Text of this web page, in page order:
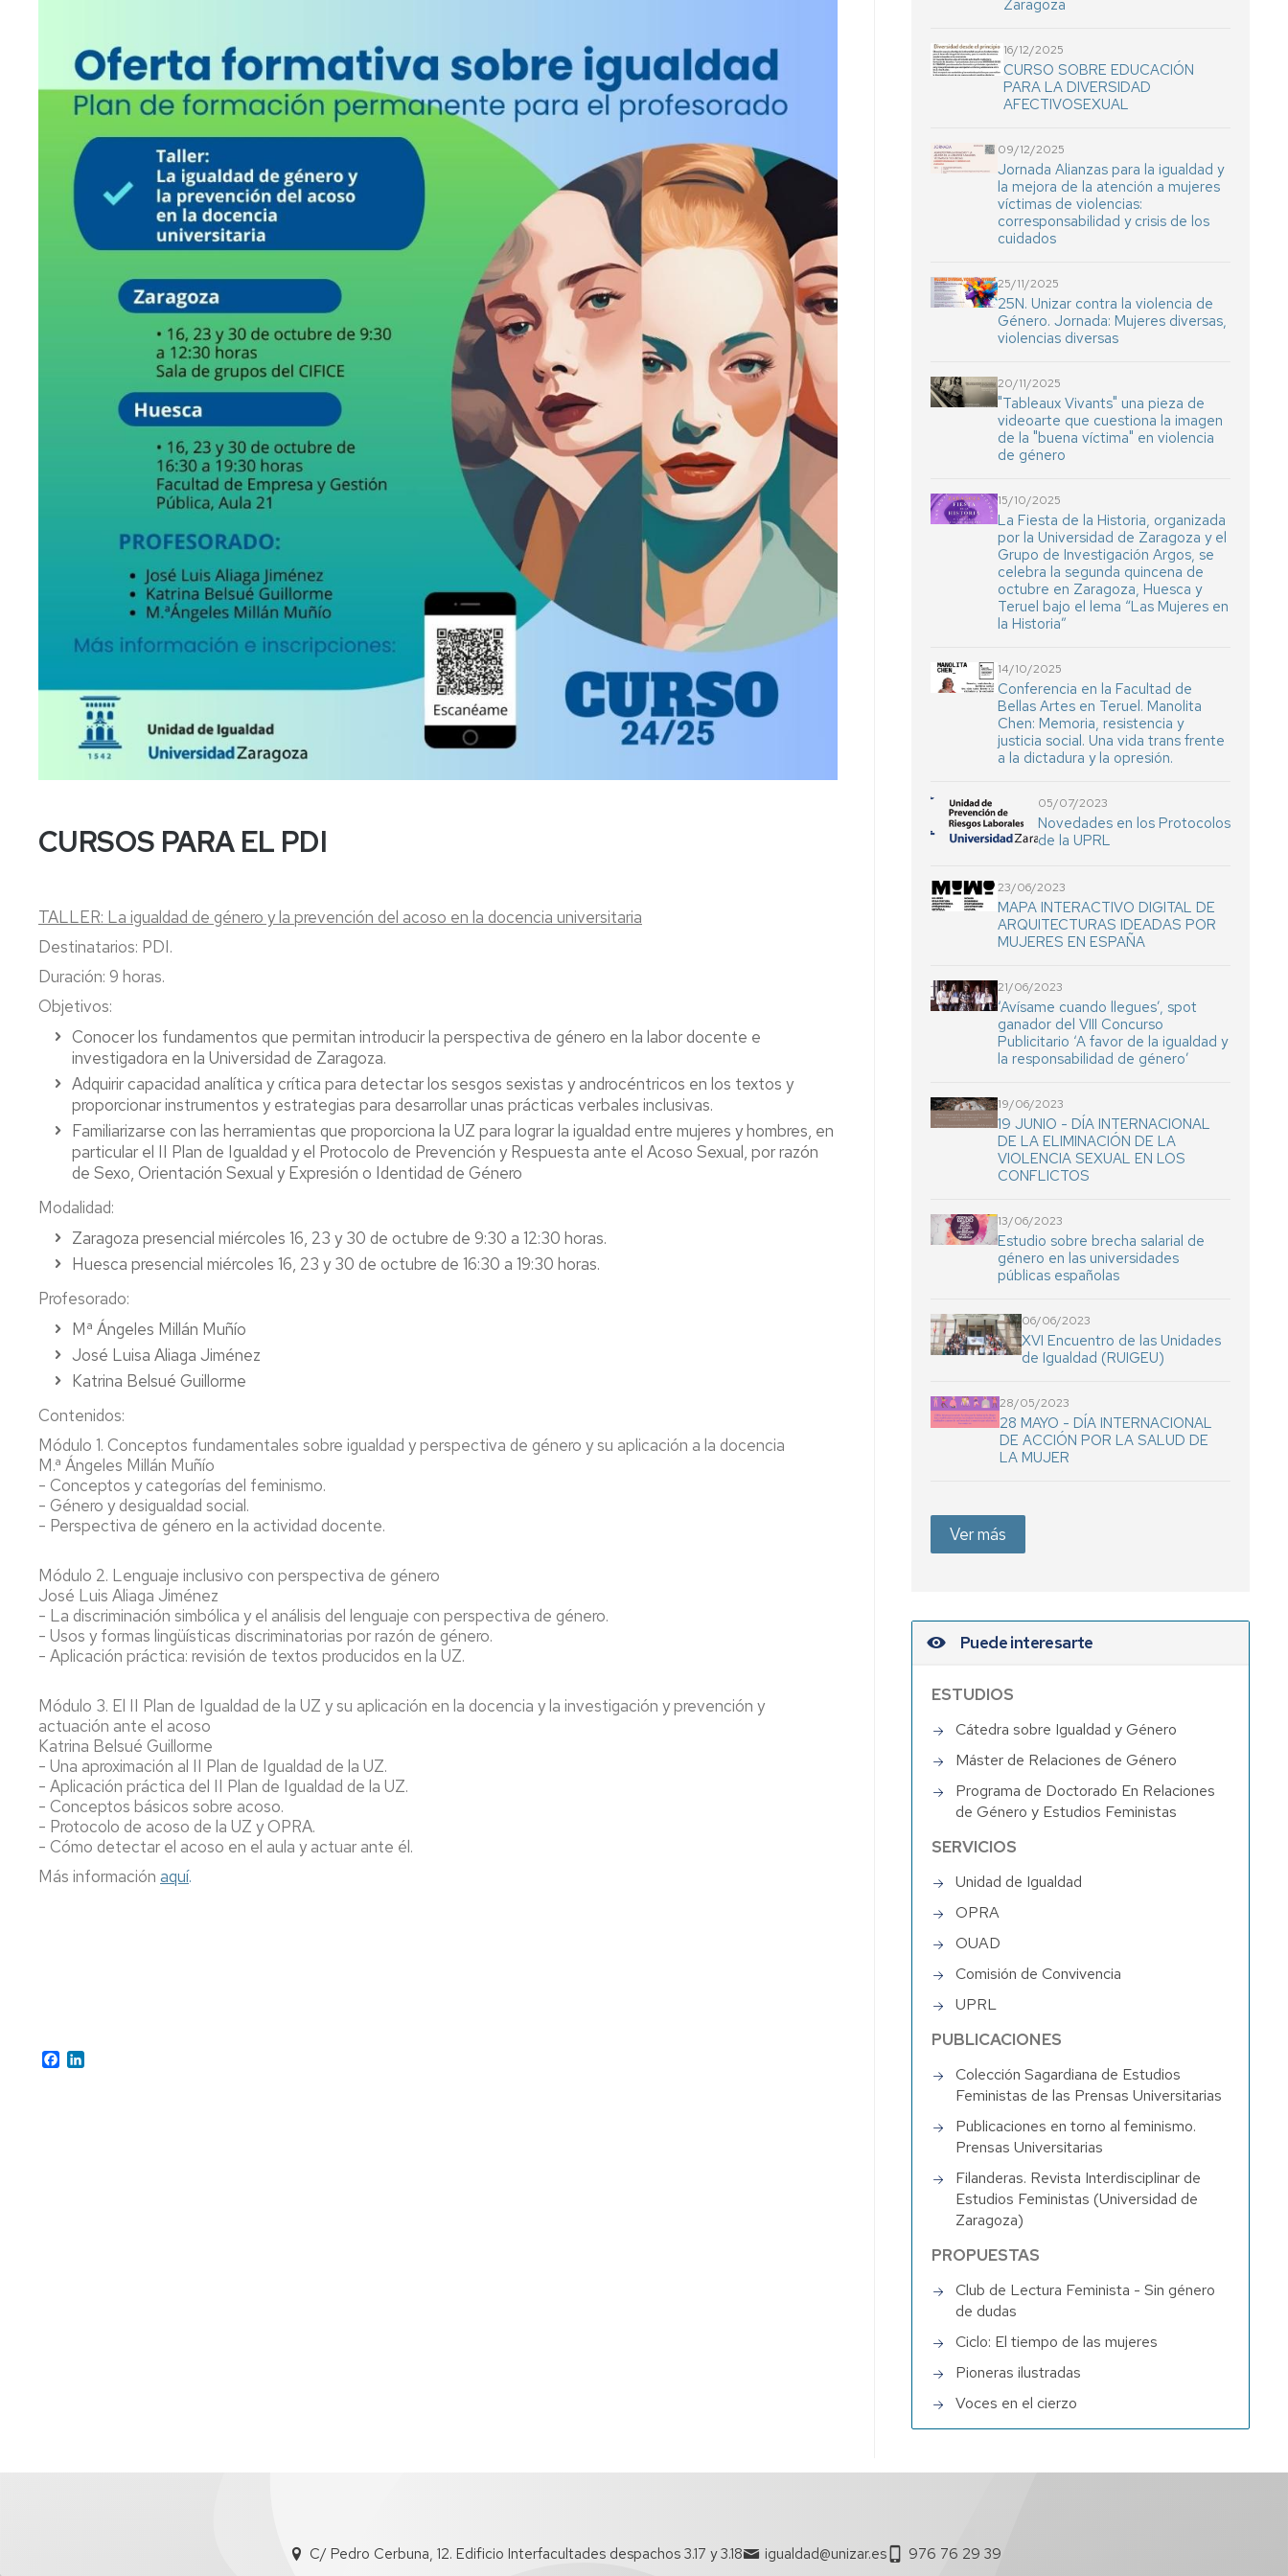
CURSOS PARA EL PDI
TALLER: La igualdad de género y la prevención del acoso en la docencia universitaria
Destinatarios: PDI.
Duración: 9 horas.
Objetivos:
Conocer los fundamentos que permitan introducir la perspectiva de género en la labor docente e
investigadora en la Universidad de Zaragoza.
Adquirir capacidad analítica y crítica para detectar los sesgos sexistas y androcéntricos en los textos y
proporcionar instrumentos y estrategias para desarrollar unas prácticas verbales inclusivas.
Familiarizarse con las herramientas que proporciona la UZ para lograr la igualdad entre mujeres y hombres, en
particular el II Plan de Igualdad y el Protocolo de Prevención y Respuesta ante el Acoso Sexual, por razón
de Sexo, Orientación Sexual y Expresión o Identidad de Género
Modalidad:
Zaragoza presencial miércoles 16, 23 y 30 de octubre de 9:30 a 12:30 horas.
Huesca presencial miércoles 16, 23 y 30 de octubre de 16:30 a 19:30 horas.
Profesorado:
Mª Ángeles Millán Muñío
José Luisa Aliaga Jiménez
Katrina Belsué Guillorme
Contenidos:
Módulo 1. Conceptos fundamentales sobre igualdad y perspectiva de género y su aplicación a la docencia
M.ª Ángeles Millán Muñío
- Conceptos y categorías del feminismo.
- Género y desigualdad social.
- Perspectiva de género en la actividad docente.
Módulo 2. Lenguaje inclusivo con perspectiva de género
José Luis Aliaga Jiménez
- La discriminación simbólica y el análisis del lenguaje con perspectiva de género.
- Usos y formas lingüísticas discriminatorias por razón de género.
- Aplicación práctica: revisión de textos producidos en la UZ.
Módulo 3. El II Plan de Igualdad de la UZ y su aplicación en la docencia y la investigación y prevención y
actuación ante el acoso
Katrina Belsué Guillorme
- Una aproximación al II Plan de Igualdad de la UZ.
- Aplicación práctica del II Plan de Igualdad de la UZ.
- Conceptos básicos sobre acoso.
- Protocolo de acoso de la UZ y OPRA.
- Cómo detectar el acoso en el aula y actuar ante él.
Más información aquí.
Facebook
Zaragoza
16/12/2025
CURSO SOBRE EDUCACIÓN
PARA LA DIVERSIDAD
AFECTIVOSEXUAL
09/12/2025
Jornada Alianzas para la igualdad y
la mejora de la atención a mujeres
víctimas de violencias:
corresponsabilidad y crisis de los
cuidados
25/11/2025
25N. Unizar contra la violencia de
Género. Jornada: Mujeres diversas,
violencias diversas
20/11/2025
"Tableaux Vivants" una pieza de
videoarte que cuestiona la imagen
de la "buena víctima" en violencia
de género
15/10/2025
La Fiesta de la Historia, organizada
por la Universidad de Zaragoza y el
Grupo de Investigación Argos, se
celebra la segunda quincena de
octubre en Zaragoza, Huesca y
Teruel bajo el lema “Las Mujeres en
la Historia”
14/10/2025
Conferencia en la Facultad de
Bellas Artes en Teruel. Manolita
Chen: Memoria, resistencia y
justicia social. Una vida trans frente
a la dictadura y la opresión.
05/07/2023
Novedades en los Protocolos
de la UPRL
23/06/2023
MAPA INTERACTIVO DIGITAL DE
ARQUITECTURAS IDEADAS POR
MUJERES EN ESPAÑA
21/06/2023
‘Avísame cuando llegues’, spot
ganador del VIII Concurso
Publicitario ‘A favor de la igualdad y
la responsabilidad de género’
19/06/2023
19 JUNIO - DÍA INTERNACIONAL
DE LA ELIMINACIÓN DE LA
VIOLENCIA SEXUAL EN LOS
CONFLICTOS
13/06/2023
Estudio sobre brecha salarial de
género en las universidades
públicas españolas
06/06/2023
XVI Encuentro de las Unidades
de Igualdad (RUIGEU)
28/05/2023
28 MAYO - DÍA INTERNACIONAL
DE ACCIÓN POR LA SALUD DE
LA MUJER
Ver más
Puede interesarte
ESTUDIOS
Cátedra sobre Igualdad y Género
Máster de Relaciones de Género
Programa de Doctorado En Relaciones
de Género y Estudios Feministas
SERVICIOS
Unidad de Igualdad
OPRA
OUAD
Comisión de Convivencia
UPRL
PUBLICACIONES
Colección Sagardiana de Estudios
Feministas de las Prensas Universitarias
Publicaciones en torno al feminismo.
Prensas Universitarias
Filanderas. Revista Interdisciplinar de
Estudios Feministas (Universidad de
Zaragoza)
PROPUESTAS
Club de Lectura Feminista - Sin género
de dudas
Ciclo: El tiempo de las mujeres
Pioneras ilustradas
Voces en el cierzo
C/ Pedro Cerbuna, 12. Edificio Interfacultades despachos 3.17 y 3.18 igualdad@unizar.es 976 76 29 39